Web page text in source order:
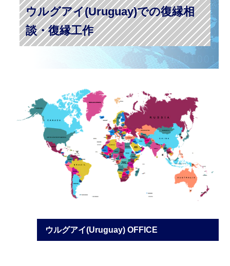
ウルグアイ(Uruguay)での復縁相
談・復縁工作
ウルグアイ(Uruguay) OFFICE